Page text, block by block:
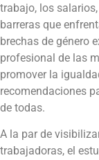
trabajo, los
barreras que
brechas de género
profesional de las
promover la
recomendaciones
de todas.
A la par de
trabajadoras, el